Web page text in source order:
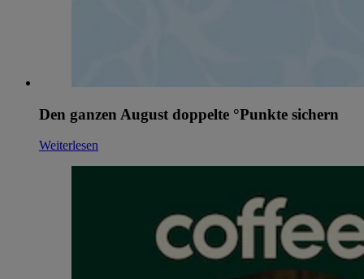
Den ganzen August doppelte °Punkte sichern
Weiterlesen